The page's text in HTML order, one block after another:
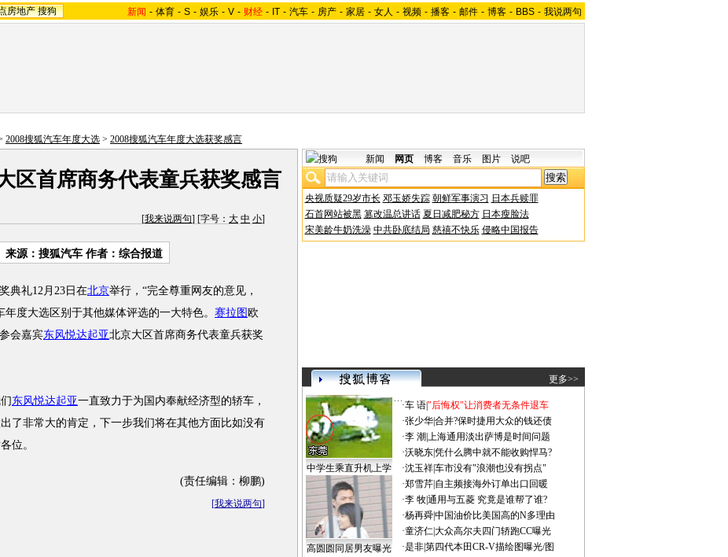
房地产 搜狗 新闻 - 体育 - S - 娱乐 - V - 财经 - IT - 汽车 - 房产 - 家居 - 女人 - 视频 - 播客 - 邮件 - 博客 - BBS - 我说两句
2008搜狐汽车年度大选 > 2008搜狐汽车年度大选获奖感言
区首席商务代表童兵获奖感言
[我来说两句] [字号： 大 中 小]
来源：搜狐汽车 作者：综合报道
典礼12月23日在北京举行，“完全尊重网友的意见，
度大选区别于其他媒体评选的一大特色。 赛拉图 欧
会嘉宾东风悦达起亚北京大区首席商务代表童兵获奖
东风悦达起亚一直致力于为国内奉献经济型的轿车，
了非常大的肯定，下一步我们将在其他方面比如没有
位。
(责任编辑：柳鹏)
[我来说两句]
新闻 网页 博客 音乐 图片 说吧
央视质疑29岁市长 邓玉娇失踪 朝鲜军事演习 日本兵赎罪
石首网站被黑 篡改温总讲话 夏日减肥秘方 日本瘦脸法
宋美龄牛奶洗澡 中共卧底结局 慈禧不快乐 侵略中国报告
更多>>
中学生乘直升机上学
高圆圆同居男友曝光
·车 语|"后悔权"让消费者无条件退车
·张少华|合并?保时捷用大众的钱还债
·李 潮 上海通用淡出萨博是时间问题
·沃晓东|凭什么腾中就不能收购悍马?
·沈玉祥|车市没有"浪潮也没有拐点"
·郑雪芹| 自主频接海外订单出口回暖
·李 牧|通用与五菱 究竟是谁帮了谁?
·杨再舜|中国油价比美国高的N多理由
·童济仁|大众高尔夫四门轿跑CC曝光
·是非|第四代本田CR-V描绘图曝光/图